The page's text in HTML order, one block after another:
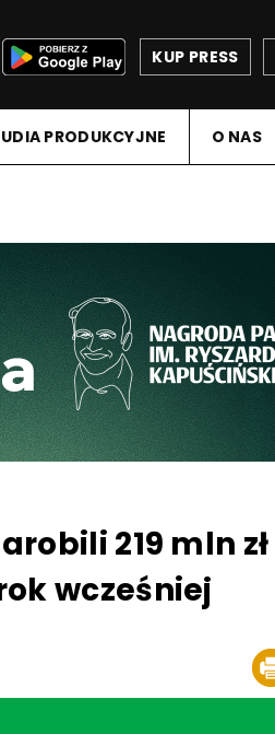
KUP PRESS
PRODUKCYJNE O NAS
219 mln zł
wcześniej